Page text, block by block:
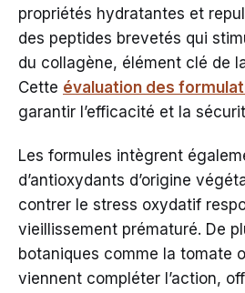
propriétés hydratantes et
des peptides brevetés qui
du collagène, élément clé de
Cette évaluation des
garantir l’efficacité et la
Les formules intègrent
d’antioxydants d’origine
contrer le stress oxydatif
vieillissement prématuré. De
botaniques comme la tomate
viennent compléter l’action,